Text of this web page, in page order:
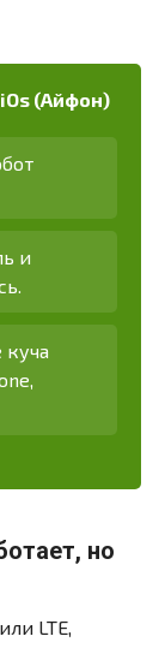
(Айфон)
и
куча
но
LTE,